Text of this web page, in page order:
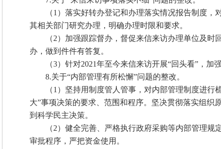
（1）落实好转办登记和办理落实情况报告制度
其相关部门研究办理，明确办理时限和要求。
（2）加强跟踪督办，督促来信来访办理单位及
办，做到件件有答复。
（3）针对2021年至今来信来访开展“回头看”，
8.关于“内部管理有所松懈”问题的整改。
（1）坚持用制度管人管事，对内部管理制度进
大”事项决策的要求、范围和程序。坚决贯彻落实组织
到科学民主决策。
（2）健全完善、严格执行政府采购等内部管理
审批程序，严把资金使用。